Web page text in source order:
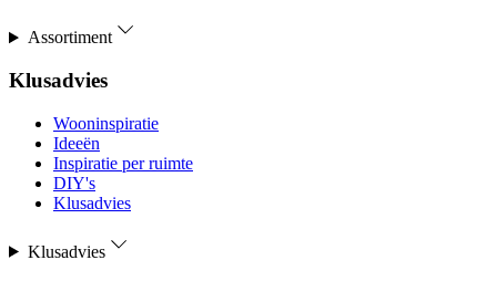
Assortiment
Klusadvies
Wooninspiratie
Ideeën
Inspiratie per ruimte
DIY's
Klusadvies
Klusadvies